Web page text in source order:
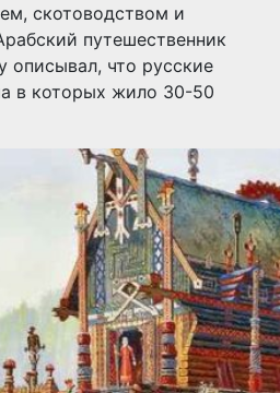
скотоводством и
путешественник
описывал, что русские
в которых жило 30-50